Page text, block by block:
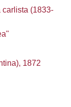
(1833-
1872